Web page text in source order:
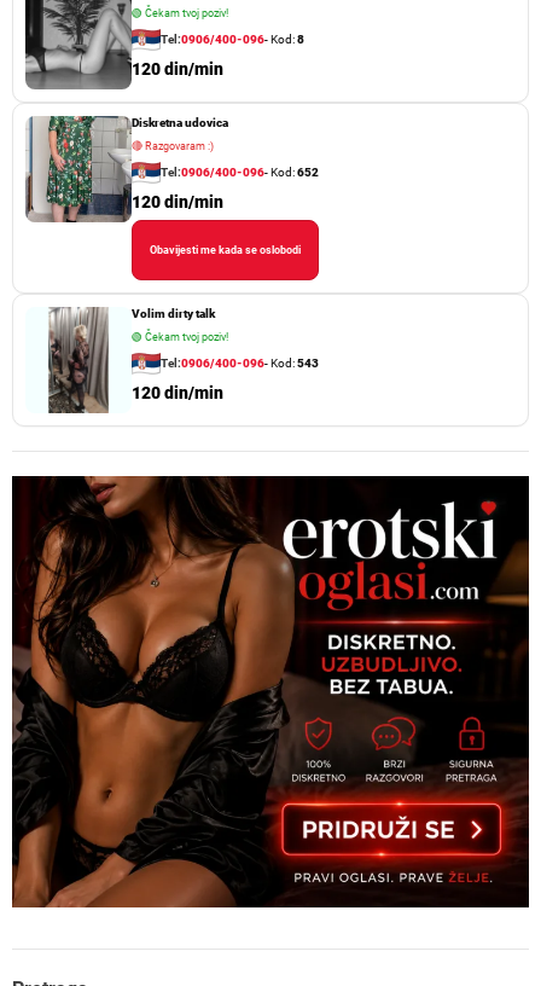
🟢 Čekam tvoj poziv!
Tel:0906/400-096- Kod:8
120 din/min
Diskretna udovica
🔴Razgovaram :)
Tel:0906/400-096- Kod:652
120 din/min
Obavijesti me kada se oslobodi
Volim dirty talk
🟢 Čekam tvoj poziv!
Tel:0906/400-096- Kod:543
120 din/min